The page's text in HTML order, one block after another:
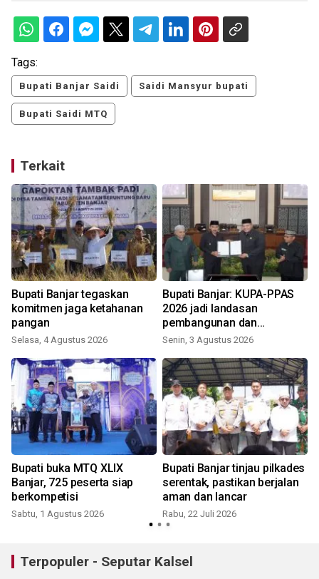
Tags:
Bupati Banjar Saidi Saidi Mansyur bupati
Bupati Saidi MTQ
Terkait
Bupati Banjar tegaskan
komitmen jaga ketahanan
pangan
Selasa, 4 Agustus 2026
Bupati Banjar: KUPA-PPAS
2026 jadi landasan
pembangunan dan
penguatan efisiensi
Senin, 3 Agustus 2026
Bupati buka MTQ XLIX
Banjar, 725 peserta siap
berkompetisi
Sabtu, 1 Agustus 2026
Bupati Banjar tinjau pilkades
serentak, pastikan berjalan
aman dan lancar
Rabu, 22 Juli 2026
Terpopuler - Seputar Kalsel